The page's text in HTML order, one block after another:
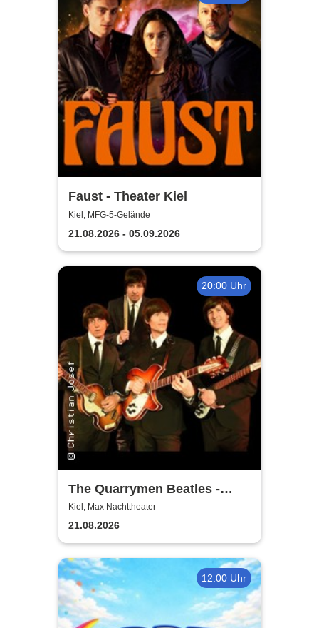
Faust - Theater Kiel
Kiel, MFG-5-Gelände
21.08.2026 - 05.09.2026
20:00 Uhr
The Quarrymen Beatles -
Beatlemania is back
Kiel, Max Nachttheater
21.08.2026
12:00 Uhr